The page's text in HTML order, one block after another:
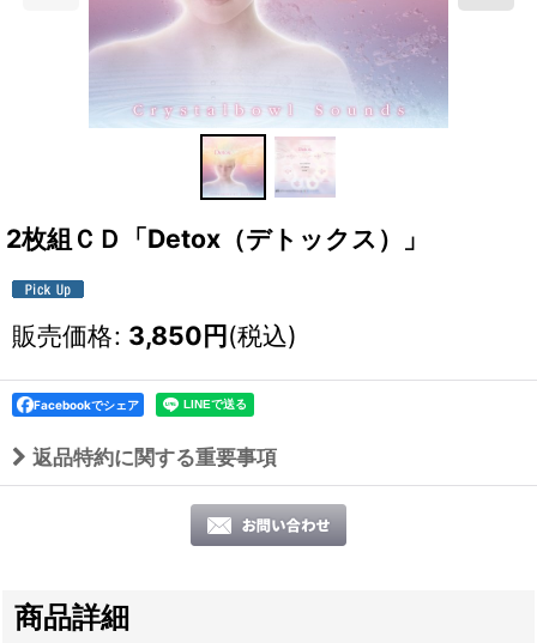
2枚組ＣＤ「Detox（デトックス）」
販売価格: 3,850円(税込)
Facebookでシェア
返品特約に関する重要事項
商品詳細